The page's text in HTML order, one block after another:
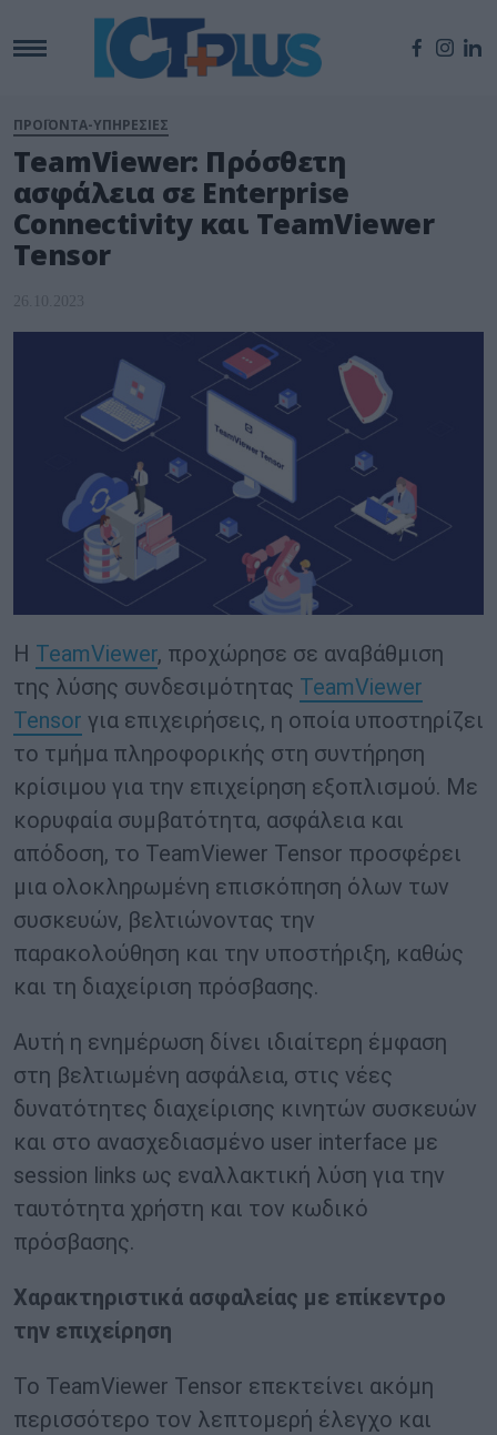
ΠΡΟΪΟΝΤΑ-ΥΠΗΡΕΣΙΕΣ
TeamViewer: Πρόσθετη
ασφάλεια σε Enterprise
Connectivity και TeamViewer
Tensor
26.10.2023
Η TeamViewer, προχώρησε σε αναβάθμιση
της λύσης συνδεσιμότητας TeamViewer
Tensor για επιχειρήσεις, η οποία υποστηρίζει
το τμήμα πληροφορικής στη συντήρηση
κρίσιμου για την επιχείρηση εξοπλισμού. Με
κορυφαία συμβατότητα, ασφάλεια και
απόδοση, το TeamViewer Tensor προσφέρει
μια ολοκληρωμένη επισκόπηση όλων των
συσκευών, βελτιώνοντας την
παρακολούθηση και την υποστήριξη, καθώς
και τη διαχείριση πρόσβασης.
Αυτή η ενημέρωση δίνει ιδιαίτερη έμφαση
στη βελτιωμένη ασφάλεια, στις νέες
δυνατότητες διαχείρισης κινητών συσκευών
και στο ανασχεδιασμένο user interface με
session links ως εναλλακτική λύση για την
ταυτότητα χρήστη και τον κωδικό
πρόσβασης.
Χαρακτηριστικά ασφαλείας με επίκεντρο
την επιχείρηση
Το TeamViewer Tensor επεκτείνει ακόμη
περισσότερο τον λεπτομερή έλεγχο και